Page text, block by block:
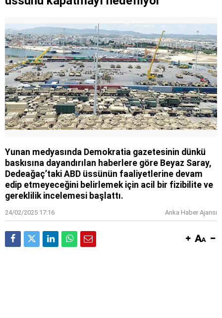
Tereddütsüz katkı vereceğiz
Yunan medyasında Demokratia gazetesinin dünkü
baskısına dayandırılan haberlere göre Beyaz Saray,
Dedeağaç’taki ABD üssünün faaliyetlerine devam
edip etmeyeceğini belirlemek için acil bir fizibilite ve
gereklilik incelemesi başlattı.
24/02/2025 17:16 Anka Haber Ajansı